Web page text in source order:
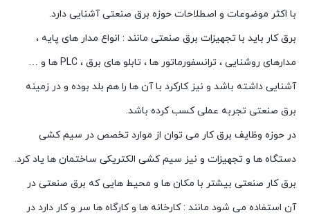
با اکثر موضوعات و اصطلاحات حوزه برق صنعتی آشنایی دارد.
برق کار باید با تجهیزات برق صنعتی مانند : انواع مدار های پایه ،
مدارهای روشنایی ، ترانسفورماتور ها ، تابلو های برق ، PLC ها و …
آشنایی داشته باشد و نیز کارکرد با آن ها را هم بلد بوده و در زمینه
برق صنعتی تجربه عملی کسب کرده باشد.
در حوزه وظایف برق کار می توان از موارد تخصص در سیم کشی
دستگاه ها و تجهیزات و نیز سیم کشی الکتریکی ساختمان ها یاد کرد.
برق کار صنعتی بیشتر با مکان ها و محیط هایی که برق صنعتی در
آن استفاده می شود مانند : کارخانه ها و کارگاه ها سر و کار دارد در